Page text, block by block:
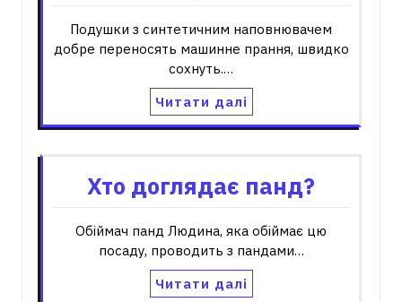
Подушки з синтетичним наповнювачем
добре переносять машинне прання, швидко
сохнуть.…
Читати далі
Хто доглядає панд?
Обіймач панд Людина, яка обіймає цю
посаду, проводить з пандами…
Читати далі